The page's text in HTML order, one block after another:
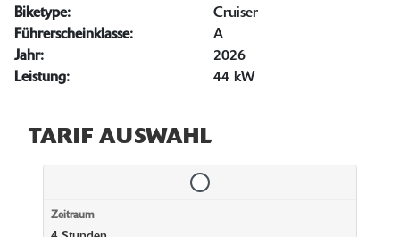
TARIF AUSWAHL
Biketype:
Cruiser
Führerscheinklasse:
A
Jahr:
2026
Leistung:
44 kW